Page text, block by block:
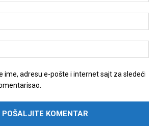
ime, adresu e-pošte i internet sajt za sledeći